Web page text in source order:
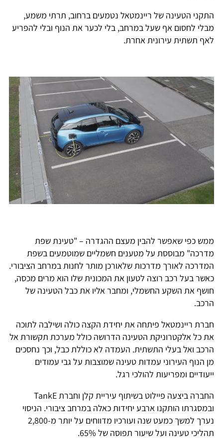
התקני הטעינה של ריינמטאל נטמעים ברחוב, תרתי משמע,
מבלי לחסום אף שעל במרחב, בלי לכער את הנוף ובלי להפריע
לאף תשתית עירונית אחרת.
ממש כפי שאפשר להבין מעצם ההגדרה – "טעינת שפת
מדרכה" מבוססת על מטענים חשמליים שמוטמעים בשפת
המדרכה לאורך מדרכות שלאורכן מותר לחנות במרחב הציבורי.
כאשר בעל רכב רוצה לטעון את המכונית שלו הוא מרים מכסה,
חושף את השקע החשמלי, ומחבר אליו את כבל הטעינה של
הרכב.
חברת ריינמטאל פיתחה את יחידת הקצה כולה ושילבה לתוכה
את כל אלקטרוניקת הטעינה הדרושה כולל מערכת תקשורת אל
הרכב ואל בעלי התשתית. העמדה לא כוללת כבל, וכך נחסכים
מן הנוף העירוני עמדות טעינה שמוצבות על גבי עמודים
ייעודיים ומפריעות להולכי רגל.
החברה ביצעה פיילוט בשיתוף עיריית קלן וחברת TankE
ובמסגרתו הותקנו ארבע יחידות כאלה במרחב ציבורי. הניסוי
נערך למשך כמעט שנה ועורכיו מדווחים על יותר מ-2,800
תהליכי טעינה ועל שיעור תפוסה של 65%.